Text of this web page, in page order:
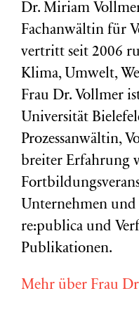
Dr. Miriam
Fachanwältin für
vertritt seit 2006
Klima, Umwelt,
Frau Dr. Vollmer
Universität
Prozessanwältin,
breiter Erfahrung
Unternehmen und
re:publica und
Publikationen.
Mehr über Frau